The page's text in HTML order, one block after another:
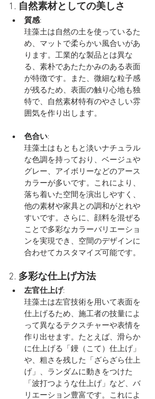
1. 自然素材としての美しさ
質感:
珪藻土は自然の土を使っているた
め、マットで柔らかい風合いがあ
ります。工業的な製品とは異な
る、素朴であたたかみのある表面
が特徴です。また、微細な粒子感
が残るため、表面の触り心地も独
特で、自然素材特有のやさしい雰
囲気を作り出します。
色合い:
珪藻土はもともと淡いナチュラル
な色調を持っており、ベージュや
グレー、アイボリーなどのアース
カラーが多いです。これにより、
落ち着いた空間を演出しやすく、
他の素材や家具との調和がとれや
すいです。さらに、顔料を混ぜる
ことで多彩なカラーバリエーショ
ンを実現でき、空間のデザインに
合わせてカスタマイズ可能です。
2. 多彩な仕上げ方法
左官仕上げ:
珪藻土は左官技術を用いて表面を
仕上げるため、施工者の技量によ
って異なるテクスチャーや表情を
作り出せます。たとえば、滑らか
に仕上げる「鏝（こて）仕上げ」
や、粗さを残した「ざらざら仕上
げ」、ランダムに動きをつけた
「波打つような仕上げ」など、バ
リエーション豊富です。これによ